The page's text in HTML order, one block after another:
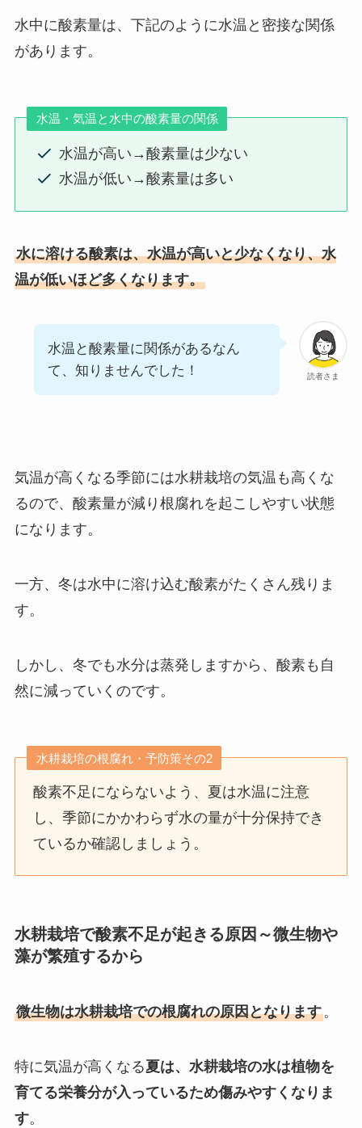
水中に酸素量は、下記のように水温と密接な関係
があります。
水温・気温と水中の酸素量の関係
水温が高い→酸素量は少ない
水温が低い→酸素量は多い
水に溶ける酸素は、水温が高いと少なくなり、水
温が低いほど多くなります。
読者さま
水温と酸素量に関係があるなん
て、知りませんでした！
気温が高くなる季節には水耕栽培の気温も高くな
るので、酸素量が減り根腐れを起こしやすい状態
になります。
一方、冬は水中に溶け込む酸素がたくさん残りま
す。
しかし、冬でも水分は蒸発しますから、酸素も自
然に減っていくのです。
水耕栽培の根腐れ・予防策その2
酸素不足にならないよう、夏は水温に注意
し、季節にかかわらず水の量が十分保持でき
ているか確認しましょう。
水耕栽培で酸素不足が起きる原因～微生物や
藻が繁殖するから
微生物は水耕栽培での根腐れの原因となります。
特に気温が高くなる夏は、水耕栽培の水は植物を
育てる栄養分が入っているため傷みやすくなりま
す。